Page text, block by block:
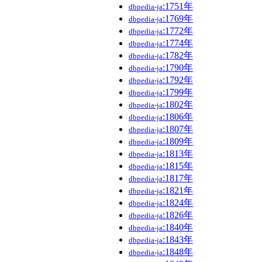
dbpedia-ja:1751年
dbpedia-ja:1769年
dbpedia-ja:1772年
dbpedia-ja:1774年
dbpedia-ja:1782年
dbpedia-ja:1790年
dbpedia-ja:1792年
dbpedia-ja:1799年
dbpedia-ja:1802年
dbpedia-ja:1806年
dbpedia-ja:1807年
dbpedia-ja:1809年
dbpedia-ja:1813年
dbpedia-ja:1815年
dbpedia-ja:1817年
dbpedia-ja:1821年
dbpedia-ja:1824年
dbpedia-ja:1826年
dbpedia-ja:1840年
dbpedia-ja:1843年
dbpedia-ja:1848年